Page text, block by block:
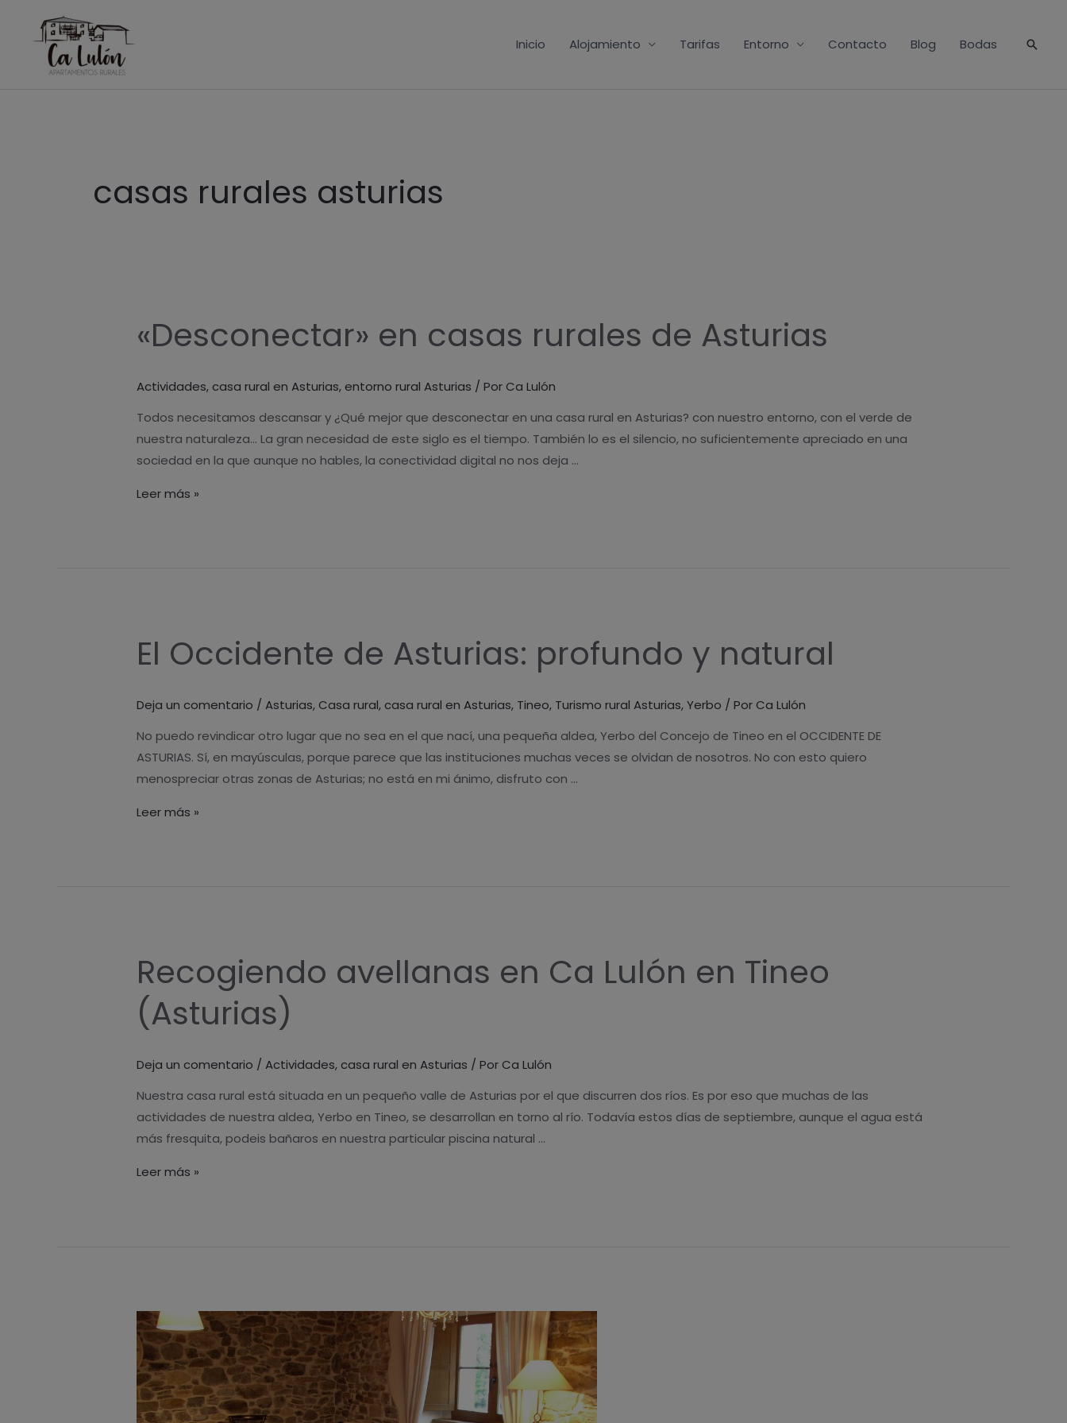
contenido
Inicio Alojamiento Tarifas Entorno Contacto Blog Bodas
casas rurales asturias
«Desconectar» en casas rurales de Asturias
Actividades,casa rural en Asturias,entorno rural Asturias / Por Ca Lulón
Todos necesitamos descansar y ¿Qué mejor que desconectar en una casa rural en Asturias? con nuestro entorno, con el verde de
nuestra naturaleza… La gran necesidad de este siglo es el tiempo. También lo es el silencio, no suficientemente apreciado en una
sociedad en la que aunque no hables, la conectividad digital no nos deja …
«Desconectar»
en
rurales
Leer más »
El Occidente de Asturias: profundo y natural
Deja un comentario /Asturias, Casa rural,casa rural en Asturias, Tineo, Turismo rural Asturias,Yerbo / Por Ca Lulón
No puedo revindicar otro lugar que no sea en el que nací, una pequeña aldea, Yerbo del Concejo de Tineo en el OCCIDENTE DE
ASTURIAS. Sí, en mayúsculas, porque parece que las instituciones muchas veces se olvidan de nosotros. No con esto quiero
menospreciar otras zonas de Asturias; no está en mi ánimo, disfruto con …
El
Occidente
Asturias:
profundo
y
Leer más »
Recogiendo avellanas en Ca Lulón en Tineo
(Asturias)
Deja un comentario /Actividades,casa rural en Asturias / Por Ca Lulón
Nuestra casa rural está situada en un pequeño valle de Asturias por el que discurren dos ríos. Es por eso que muchas de las
actividades de nuestra aldea, Yerbo en Tineo, se desarrollan en torno al río. Todavía estos días de septiembre, aunque el agua está
más fresquita, podeis bañaros en nuestra particular piscina natural …
Recogiendo
avellanas
en
Ca
en
Tineo
(Asturias)
Leer más »
La
casa
rural
tradicional
de
entradas